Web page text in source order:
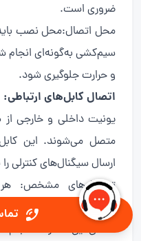
ضروری است.
محل اتصال:محل نصب
سیم‌کشی به‌گونه‌ای انجام
و حرارت جلوگیری شود.
اتصال کابل‌های ارتباطی:
یونیت داخلی و خارجی از
متصل می‌شوند. این
ارسال سیگنال‌های کنترلی را
ترمینال‌های مشخص: هر
شماره‌گذاری‌شده هستند
اساس این شماره‌ها انجام